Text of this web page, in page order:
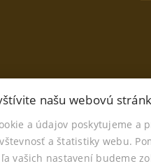
© 2026 -
Štefánikova 697, Senica
našu webovú
a údajov poskytujeme a
a štatistiky webu.
vašich nastavení budeme